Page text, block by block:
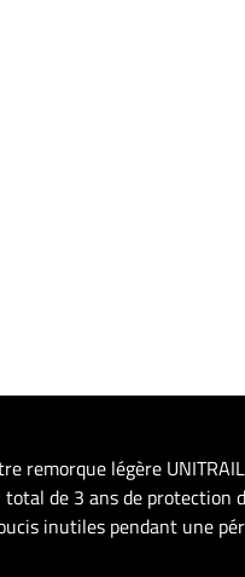
remorque légère
de 3 ans de protection
inutiles pendant une